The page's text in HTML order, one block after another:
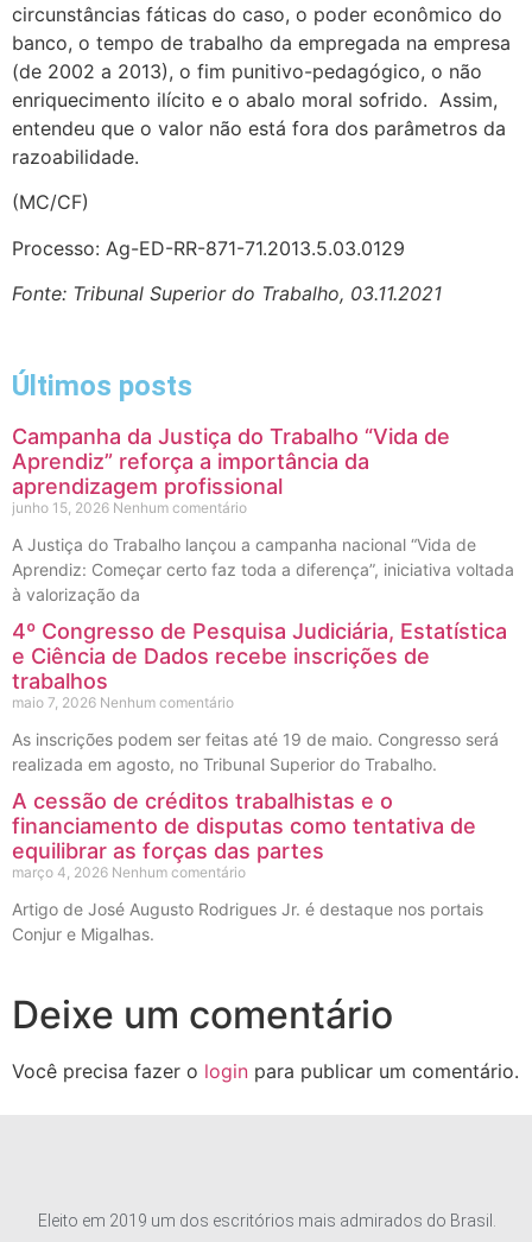
circunstâncias fáticas do caso, o poder econômico do
banco, o tempo de trabalho da empregada na empresa
(de 2002 a 2013), o fim punitivo-pedagógico, o não
enriquecimento ilícito e o abalo moral sofrido. Assim,
entendeu que o valor não está fora dos parâmetros da
razoabilidade.
(MC/CF)
Processo: Ag-ED-RR-871-71.2013.5.03.0129
Fonte: Tribunal Superior do Trabalho, 03.11.2021
Últimos posts
Campanha da Justiça do Trabalho “Vida de
Aprendiz” reforça a importância da
aprendizagem profissional
junho 15, 2026 Nenhum comentário
A Justiça do Trabalho lançou a campanha nacional “Vida de
Aprendiz: Começar certo faz toda a diferença”, iniciativa voltada
à valorização da
4º Congresso de Pesquisa Judiciária, Estatística
e Ciência de Dados recebe inscrições de
trabalhos
maio 7, 2026 Nenhum comentário
As inscrições podem ser feitas até 19 de maio. Congresso será
realizada em agosto, no Tribunal Superior do Trabalho.
A cessão de créditos trabalhistas e o
financiamento de disputas como tentativa de
equilibrar as forças das partes
março 4, 2026 Nenhum comentário
Artigo de José Augusto Rodrigues Jr. é destaque nos portais
Conjur e Migalhas.
Deixe um comentário
Você precisa fazer o login para publicar um comentário.
Eleito em 2019 um dos escritórios mais admirados do Brasil.